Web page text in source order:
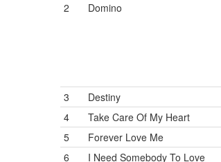
2
Domino
3
Destiny
4
Take Care Of My Heart
5
Forever Love Me
6
I Need Somebody To Love